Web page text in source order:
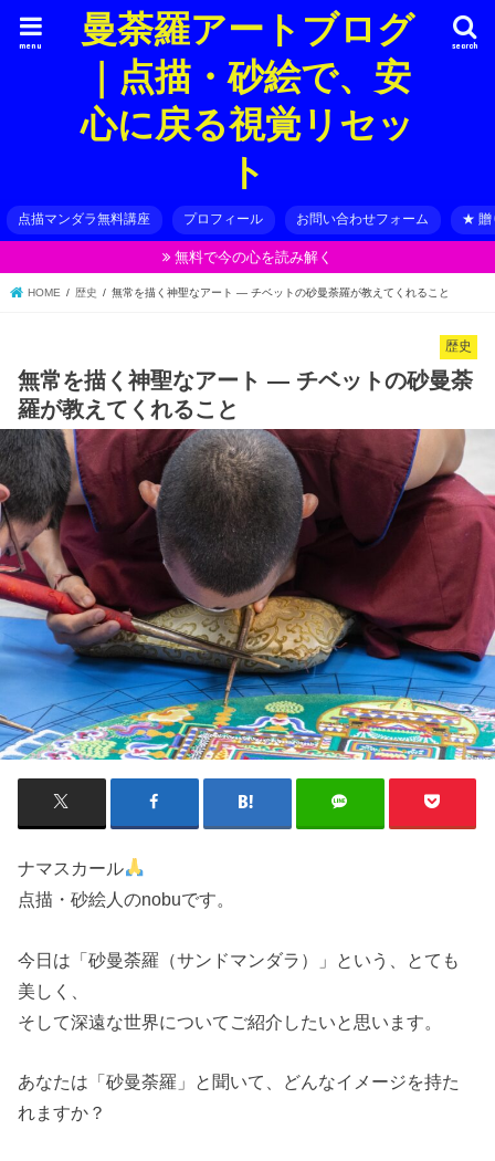
曼荼羅アートブログ
｜点描・砂絵で、安
心に戻る視覚リセッ
ト
search
menu
点描マンダラ無料講座 プロフィール お問い合わせフォーム ★ 贈
無料で今の心を読み解く
HOME 歴史 無常を描く神聖なアート ― チベットの砂曼荼羅が教えてくれること
歴史
無常を描く神聖なアート ― チベットの砂曼荼
羅が教えてくれること
ナマスカール
点描・砂絵人のnobuです。
今日は「砂曼荼羅（サンドマンダラ）」という、とても
美しく、
そして深遠な世界についてご紹介したいと思います。
あなたは「砂曼荼羅」と聞いて、どんなイメージを持た
れますか？